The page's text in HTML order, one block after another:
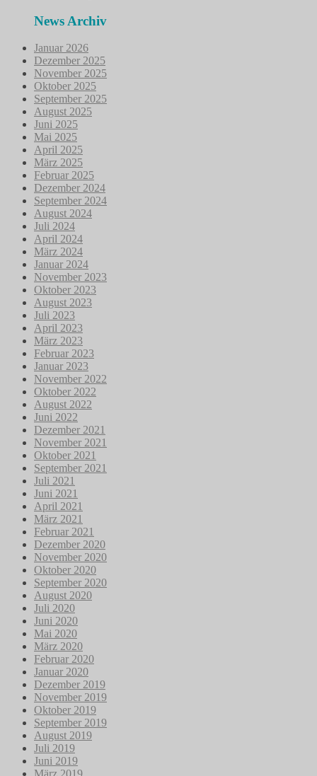
News Archiv
Januar 2026
Dezember 2025
November 2025
Oktober 2025
September 2025
August 2025
Juni 2025
Mai 2025
April 2025
März 2025
Februar 2025
Dezember 2024
September 2024
August 2024
Juli 2024
April 2024
März 2024
Januar 2024
November 2023
Oktober 2023
August 2023
Juli 2023
April 2023
März 2023
Februar 2023
Januar 2023
November 2022
Oktober 2022
August 2022
Juni 2022
Dezember 2021
November 2021
Oktober 2021
September 2021
Juli 2021
Juni 2021
April 2021
März 2021
Februar 2021
Dezember 2020
November 2020
Oktober 2020
September 2020
August 2020
Juli 2020
Juni 2020
Mai 2020
März 2020
Februar 2020
Januar 2020
Dezember 2019
November 2019
Oktober 2019
September 2019
August 2019
Juli 2019
Juni 2019